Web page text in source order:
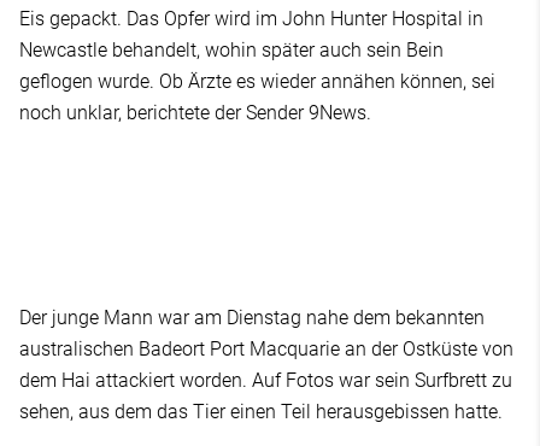
Eis gepackt. Das Opfer wird im John Hunter Hospital in
Newcastle behandelt, wohin später auch sein Bein
geflogen wurde. Ob Ärzte es wieder annähen können, sei
noch unklar, berichtete der Sender 9News.
Der junge Mann war am Dienstag nahe dem bekannten
australischen Badeort Port Macquarie an der Ostküste von
dem Hai attackiert worden. Auf Fotos war sein Surfbrett zu
sehen, aus dem das Tier einen Teil herausgebissen hatte.